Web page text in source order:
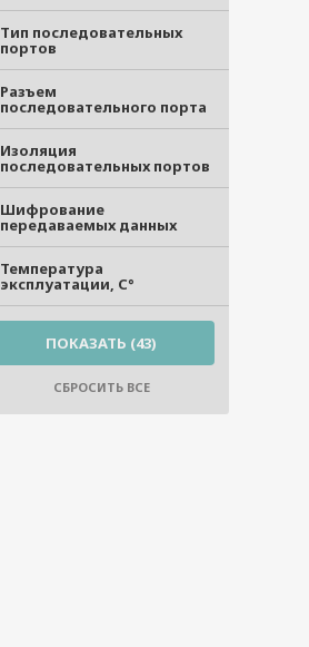
Тип последовательных
портов
Разъем
последовательного порта
Изоляция
последовательных портов
Шифрование
передаваемых данных
Температура
эксплуатации, С°